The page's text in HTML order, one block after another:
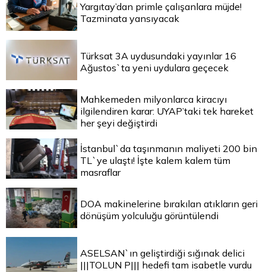
Yargıtay’dan primle çalışanlara müjde!
Tazminata yansıyacak
Türksat 3A uydusundaki yayınlar 16
Ağustos`ta yeni uydulara geçecek
Mahkemeden milyonlarca kiracıyı
ilgilendiren karar: UYAP’taki tek hareket
her şeyi değiştirdi
İstanbul`da taşınmanın maliyeti 200 bin
TL`ye ulaştı! İşte kalem kalem tüm
masraflar
DOA makinelerine bırakılan atıkların geri
dönüşüm yolculuğu görüntülendi
ASELSAN`ın geliştirdiği sığınak delici
|||TOLUN P||| hedefi tam isabetle vurdu